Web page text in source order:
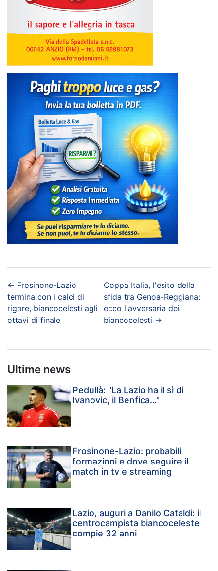
← Frosinone-Lazio
termina con i calci di
rigore, biancocelesti agli
ottavi di finale
Coppa Italia, l'esito della
sfida tra Genoa-Reggiana:
ecco l'avversaria dei
biancocelesti →
Ultime news
Pedullà: "La Lazio ha il sì di
Ivanovic, il Benfica…"
Frosinone-Lazio: probabili
formazioni e dove seguire il
match in tv e streaming
Lazio, auguri a Danilo Cataldi: il
centrocampista biancoceleste
compie 32 anni